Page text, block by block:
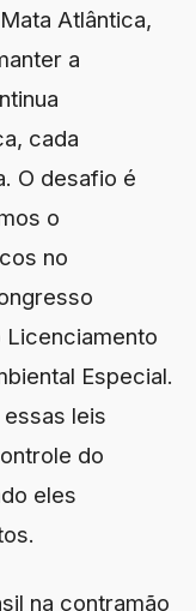
Atlântica,
a
cada
O desafio é
o
no
Licenciamento
Especial.
essas leis
do
eles
na contramão